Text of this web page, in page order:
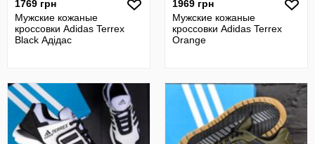
1769 грн
Мужские кожаные
кроссовки Adidas Terrex
Black Адідас
1969 грн
Мужские кожаные
кроссовки Adidas Terrex
Orange